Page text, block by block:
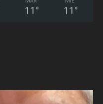
11 ° 11 °